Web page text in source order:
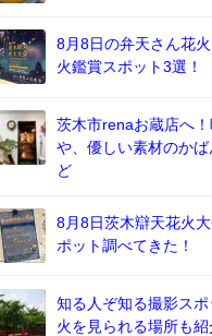
8月8日の弁天さん花
火鑑賞スポット3選！
茨木市renaお蔵店へ
や、優しい素材のか
ど
8月8日茨木辯天花火
ポット調べてきた！
知る人ぞ知る撮影ス
火を見られる場所も紹